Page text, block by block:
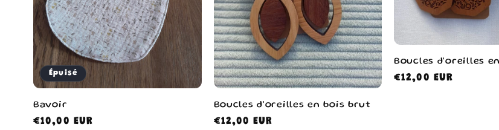
Épuisé
Bavoir
Prix
€10,00 EUR
Boucles d'oreilles en bois brut
Prix
€12,00 EUR
Boucles d'oreilles
Prix
€12,00 EUR